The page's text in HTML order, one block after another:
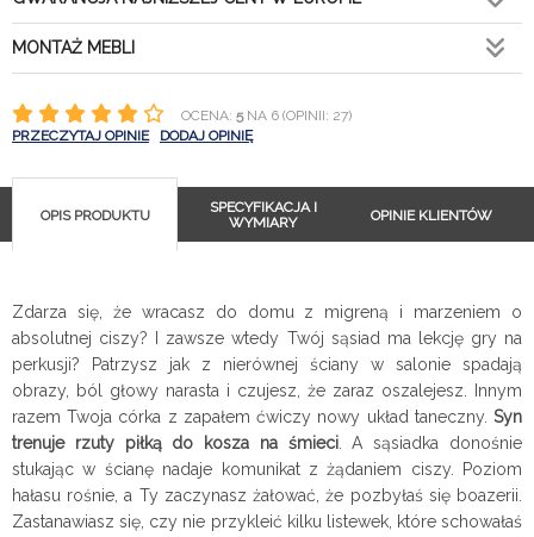
MONTAŻ MEBLI
OCENA: 5NA 6 (OPINII: 27)
PRZECZYTAJ OPINIE
DODAJ OPINIĘ
OPIS PRODUKTU
SPECYFIKACJA I
WYMIARY
OPINIE KLIENTÓW
Zdarza się, że wracasz do domu z migreną i marzeniem o
absolutnej ciszy? I zawsze wtedy Twój sąsiad ma lekcję gry na
perkusji? Patrzysz jak z nierównej ściany w salonie spadają
obrazy, ból głowy narasta i czujesz, że zaraz oszalejesz. Innym
razem Twoja córka z zapałem ćwiczy nowy układ taneczny. Syn
trenuje rzuty piłką do kosza na śmieci. A sąsiadka donośnie
stukając w ścianę nadaje komunikat z żądaniem ciszy. Poziom
hałasu rośnie, a Ty zaczynasz żałować, że pozbyłaś się boazerii.
Zastanawiasz się, czy nie przykleić kilku listewek, które schowałaś